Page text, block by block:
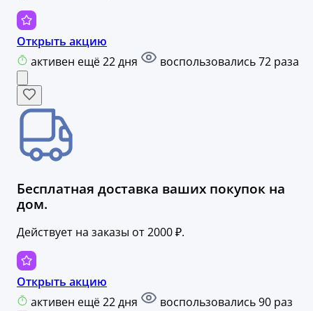
Открыть акцию
активен ещё 22 дня
воспользовались 72 раза
Бесплатная доставка ваших покупок на
дом.
Действует на заказы от 2000 ₽.
Открыть акцию
активен ещё 22 дня
воспользовались 90 раз